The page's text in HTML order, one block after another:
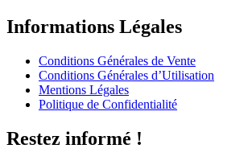
Informations Légales
Conditions Générales de Vente
Conditions Générales d’Utilisation
Mentions Légales
Politique de Confidentialité
Restez informé !